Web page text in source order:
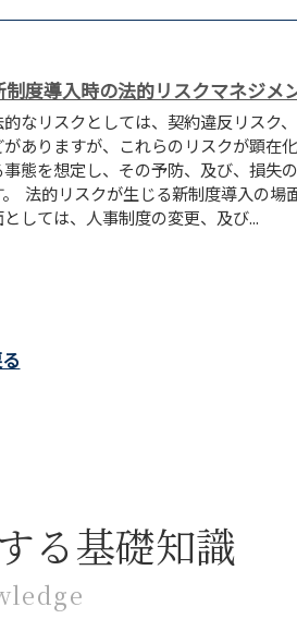
制度導入時の法的リスクマネジメ
的なリスクとしては、契約違反リスク
がありますが、これらのリスクが顕在化
事態を想定し、その予防、及び、損失
。 法的リスクが生じる新制度導入の
としては、人事制度の変更、及び...
る基礎知識